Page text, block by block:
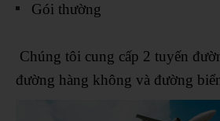
Gói thường
Chúng tôi cung cấp 2 tuyến
đường hàng không và đường